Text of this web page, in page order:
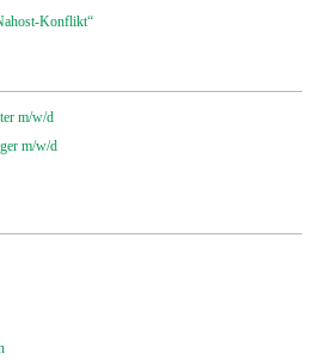
Konflikt“
m/w/d
m/w/d